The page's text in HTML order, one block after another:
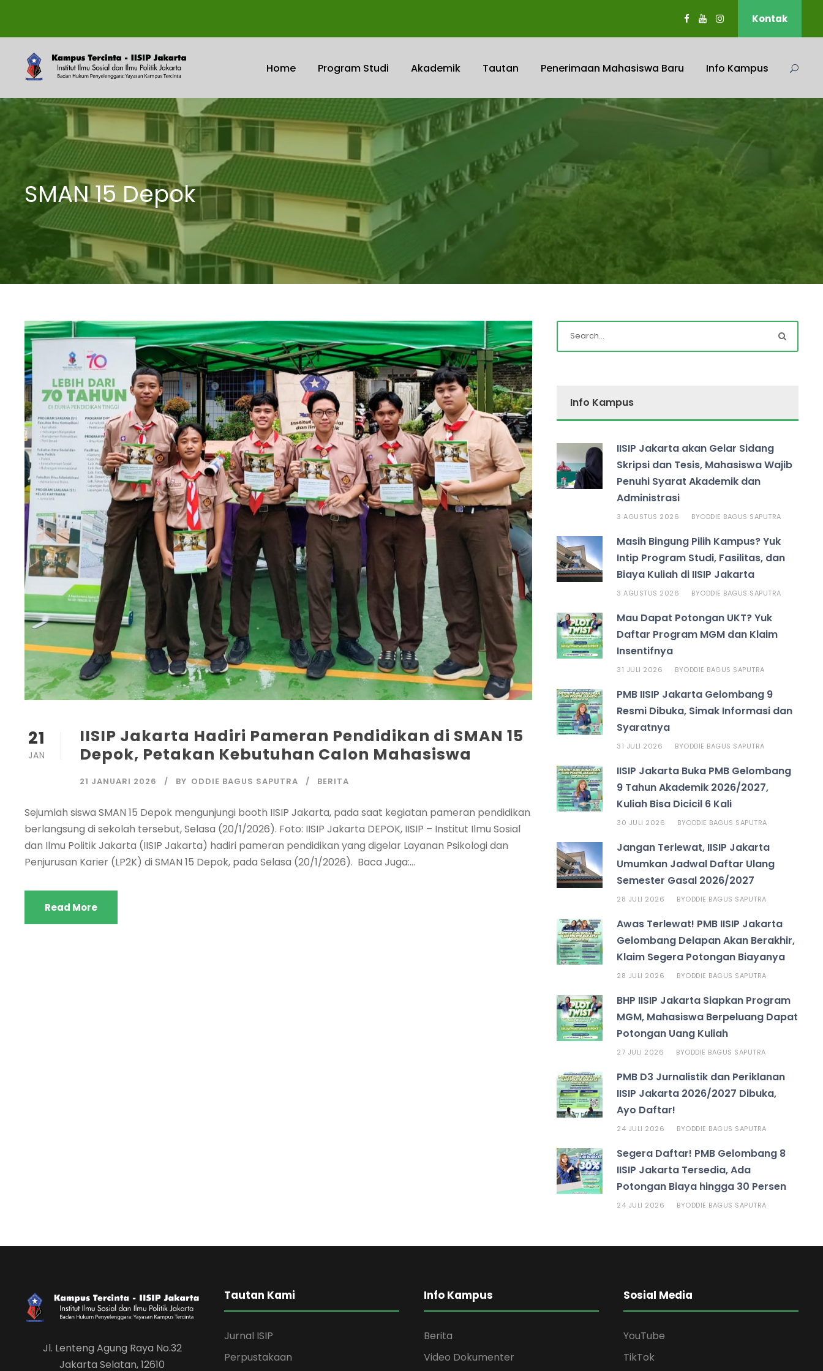
Kontak
Home Program Studi Akademik Tautan Penerimaan Mahasiswa Baru Info Kampus
SMAN 15 Depok
21
JAN
IISIP Jakarta Hadiri Pameran Pendidikan di SMAN 15
Depok, Petakan Kebutuhan Calon Mahasiswa
21 JANUARI 2026 BY ODDIE BAGUS SAPUTRA BERITA
Sejumlah siswa SMAN 15 Depok mengunjungi booth IISIP Jakarta, pada saat kegiatan pameran pendidikan
berlangsung di sekolah tersebut, Selasa (20/1/2026). Foto: IISIP Jakarta DEPOK, IISIP – Institut Ilmu Sosial
dan Ilmu Politik Jakarta (IISIP Jakarta) hadiri pameran pendidikan yang digelar Layanan Psikologi dan
Penjurusan Karier (LP2K) di SMAN 15 Depok, pada Selasa (20/1/2026). Baca Juga:...
Read More
Info Kampus
IISIP Jakarta akan Gelar Sidang
Skripsi dan Tesis, Mahasiswa Wajib
Penuhi Syarat Akademik dan
Administrasi
3 AGUSTUS 2026 BYODDIE BAGUS SAPUTRA
Masih Bingung Pilih Kampus? Yuk
Intip Program Studi, Fasilitas, dan
Biaya Kuliah di IISIP Jakarta
3 AGUSTUS 2026 BYODDIE BAGUS SAPUTRA
Mau Dapat Potongan UKT? Yuk
Daftar Program MGM dan Klaim
Insentifnya
31 JULI 2026 BYODDIE BAGUS SAPUTRA
PMB IISIP Jakarta Gelombang 9
Resmi Dibuka, Simak Informasi dan
Syaratnya
31 JULI 2026 BYODDIE BAGUS SAPUTRA
IISIP Jakarta Buka PMB Gelombang
9 Tahun Akademik 2026/2027,
Kuliah Bisa Dicicil 6 Kali
30 JULI 2026 BYODDIE BAGUS SAPUTRA
Jangan Terlewat, IISIP Jakarta
Umumkan Jadwal Daftar Ulang
Semester Gasal 2026/2027
28 JULI 2026 BYODDIE BAGUS SAPUTRA
Awas Terlewat! PMB IISIP Jakarta
Gelombang Delapan Akan Berakhir,
Klaim Segera Potongan Biayanya
28 JULI 2026 BYODDIE BAGUS SAPUTRA
BHP IISIP Jakarta Siapkan Program
MGM, Mahasiswa Berpeluang Dapat
Potongan Uang Kuliah
27 JULI 2026 BYODDIE BAGUS SAPUTRA
PMB D3 Jurnalistik dan Periklanan
IISIP Jakarta 2026/2027 Dibuka,
Ayo Daftar!
24 JULI 2026 BYODDIE BAGUS SAPUTRA
Segera Daftar! PMB Gelombang 8
IISIP Jakarta Tersedia, Ada
Potongan Biaya hingga 30 Persen
24 JULI 2026 BYODDIE BAGUS SAPUTRA
Jl. Lenteng Agung Raya No.32
Jakarta Selatan, 12610
Tautan Kami
Jurnal ISIP
Perpustakaan
Info Kampus
Berita
Video Dokumenter
Sosial Media
YouTube
TikTok